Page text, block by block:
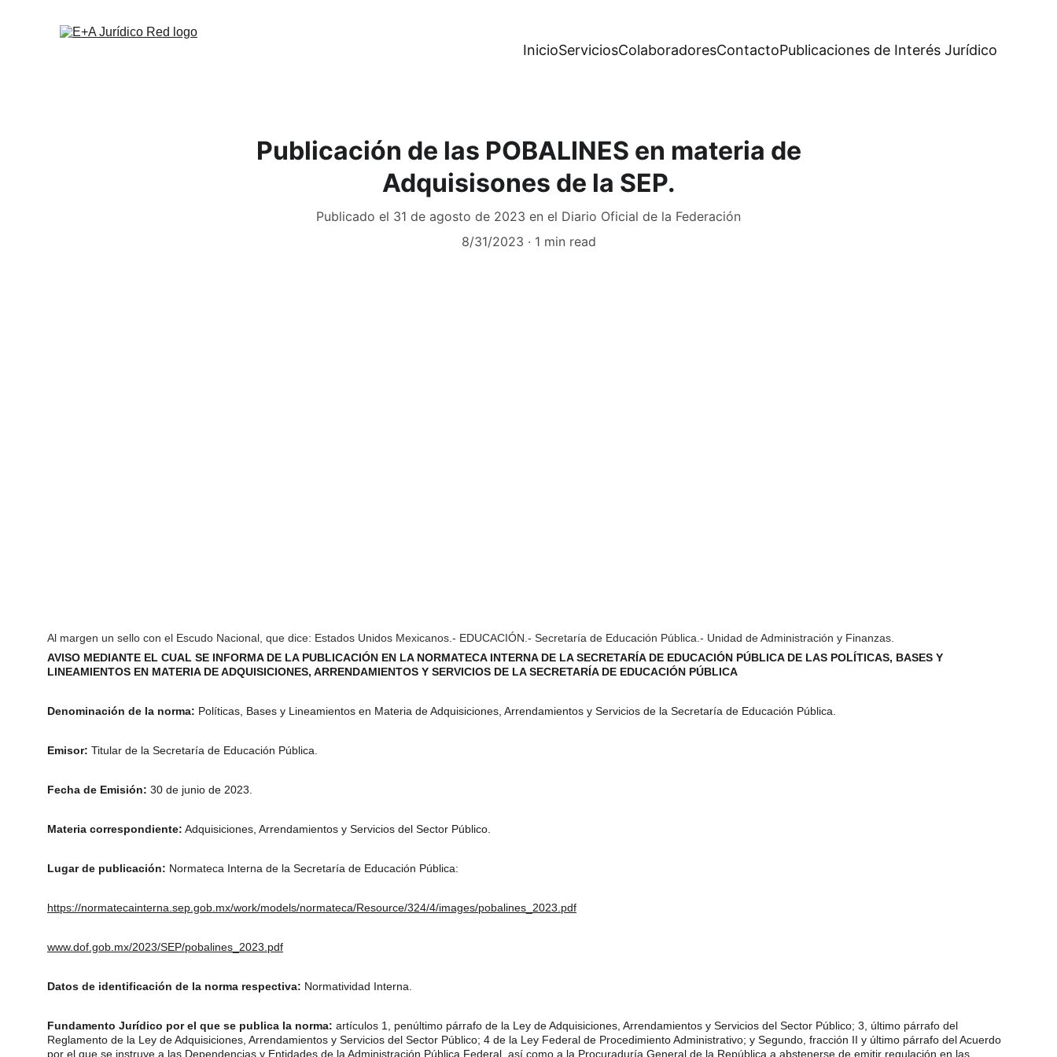
InicioServiciosColaboradoresContactoPublicaciones de Interés Jurídico
Publicación de las POBALINES en materia de
Adquisisones de la SEP.
Publicado el 31 de agosto de 2023 en el Diario Oficial de la Federación
8/31/2023
1 min read
Al margen un sello con el Escudo Nacional, que dice: Estados Unidos Mexicanos.- EDUCACIÓN.- Secretaría de Educación Pública.- Unidad de Administración y Finanzas.
AVISO MEDIANTE EL CUAL SE INFORMA DE LA PUBLICACIÓN EN LA NORMATECA INTERNA DE LA SECRETARÍA DE EDUCACIÓN PÚBLICA DE LAS POLÍTICAS, BASES Y
LINEAMIENTOS EN MATERIA DE ADQUISICIONES, ARRENDAMIENTOS Y SERVICIOS DE LA SECRETARÍA DE EDUCACIÓN PÚBLICA
Denominación de la norma: Políticas, Bases y Lineamientos en Materia de Adquisiciones, Arrendamientos y Servicios de la Secretaría de Educación Pública.
Emisor: Titular de la Secretaría de Educación Pública.
Fecha de Emisión: 30 de junio de 2023.
Materia correspondiente: Adquisiciones, Arrendamientos y Servicios del Sector Público.
Lugar de publicación: Normateca Interna de la Secretaría de Educación Pública:
https://normatecainterna.sep.gob.mx/work/models/normateca/Resource/324/4/images/pobalines_2023.pdf
www.dof.gob.mx/2023/SEP/pobalines_2023.pdf
Datos de identificación de la norma respectiva: Normatividad Interna.
Fundamento Jurídico por el que se publica la norma: artículos 1, penúltimo párrafo de la Ley de Adquisiciones, Arrendamientos y Servicios del Sector Público; 3, último párrafo del
Reglamento de la Ley de Adquisiciones, Arrendamientos y Servicios del Sector Público; 4 de la Ley Federal de Procedimiento Administrativo; y Segundo, fracción II y último párrafo del Acuerdo
por el que se instruye a las Dependencias y Entidades de la Administración Pública Federal, así como a la Procuraduría General de la República a abstenerse de emitir regulación en las